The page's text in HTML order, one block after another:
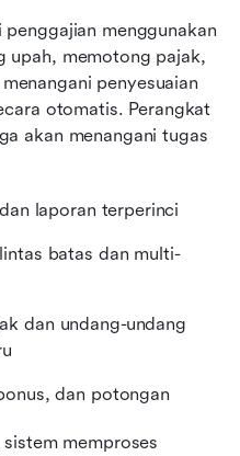
menggunakan
upah, memotong pajak,
penyesuaian
otomatis. Perangkat
akan menangani tugas
laporan terperinci
batas dan multi-
dan undang-undang
dan potongan